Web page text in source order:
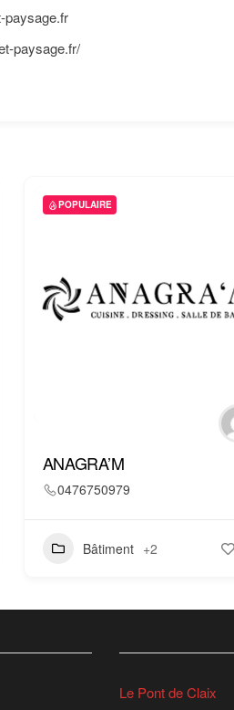
paysage.fr
paysage.fr/
POPULAIRE
ANAGRA’M
0476750979
Bâtiment +2
Le Pont de Claix